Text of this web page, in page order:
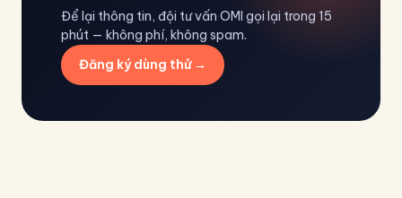
Để lại thông tin, đội tư vấn OMI gọi lại trong 15
phút — không phí, không spam.
Đăng ký dùng thử →